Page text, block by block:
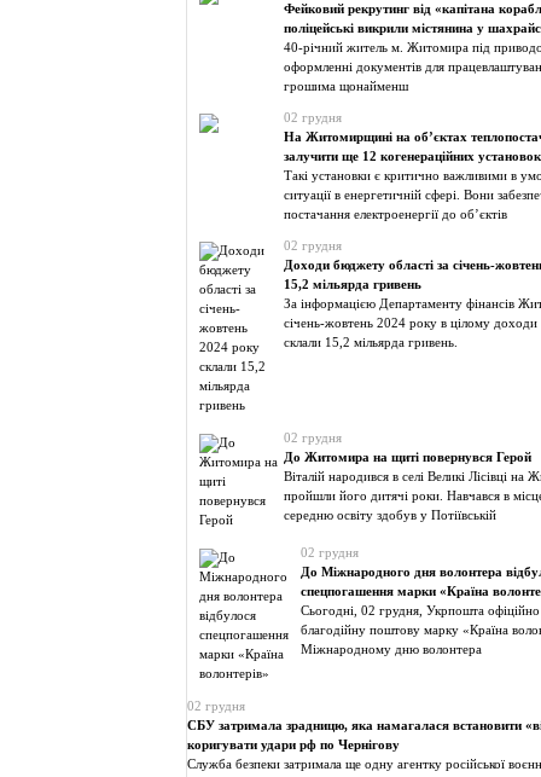
Фейковий рекрутинг від «капітана
поліцейські викрили містянина у
40-річний житель м. Житомира під
оформленні документів для
грошима щонайменш
02 грудня
На Житомирщині на об’єктах
залучити ще 12 когенераційних установок
Такі установки є критично важливими в
ситуації в енергетичній сфері. Вони
постачання електроенергії до об’єктів
02 грудня
Доходи бюджету області за січень-
15,2 мільярда гривень
За інформацією Департаменту фінансів
січень-жовтень 2024 року в цілому доходи
склали 15,2 мільярда гривень.
02 грудня
До Житомира на щиті повернувся Герой
Віталій народився в селі Великі Лісівці
пройшли його дитячі роки. Навчався в
середню освіту здобув у Потіївській
02 грудня
До Міжнародного дня волонтера
спецпогашення марки «Країна
Сьогодні, 02 грудня, Укрпошта офіційно
благодійну поштову марку «Країна
Міжнародному дню волонтера
02 грудня
СБУ затримала зрадницю, яка намагалася встановити
коригувати удари рф по Чернігову
Служба безпеки затримала ще одну агентку російської